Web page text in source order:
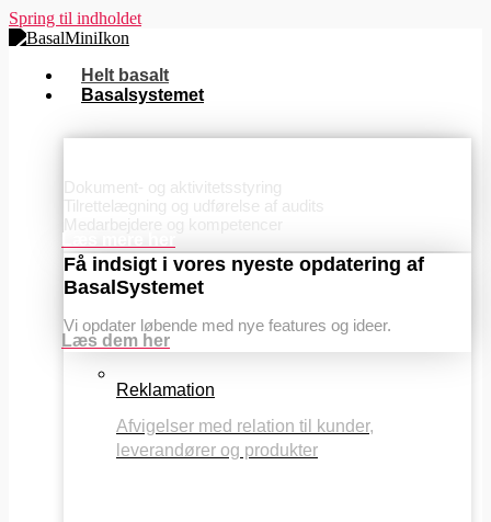
Spring til indholdet
Helt basalt
Basalsystemet
Dokument- og aktivitetsstyring
Tilrettelægning og udførelse af audits
Medarbejdere og kompetencer
Få indsigt i vores nyeste opdatering af
BasalSystemet
Vi opdater løbende med nye features og ideer.
Læs dem her
Reklamation
Afvigelser med relation til kunder,
leverandører og produkter